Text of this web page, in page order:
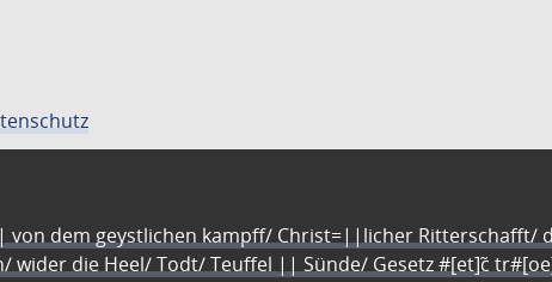
von dem geystlichen kampff/ Christ=||licher Ritterschafft/
die Heel/ Todt/ Teuffel || Sünde/ Gesetz #[et]c̃